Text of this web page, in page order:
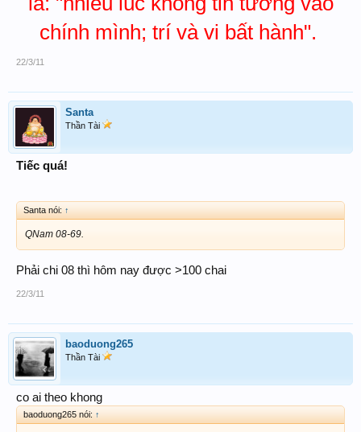
chính mình; trí và vi bất hành".
22/3/11
Santa
Thần Tài
Tiếc quá!
Santa nói: ↑
QNam 08-69.
Phải chi 08 thì hôm nay được >100 chai
22/3/11
baoduong265
Thần Tài
co ai theo khong
baoduong265 nói: ↑